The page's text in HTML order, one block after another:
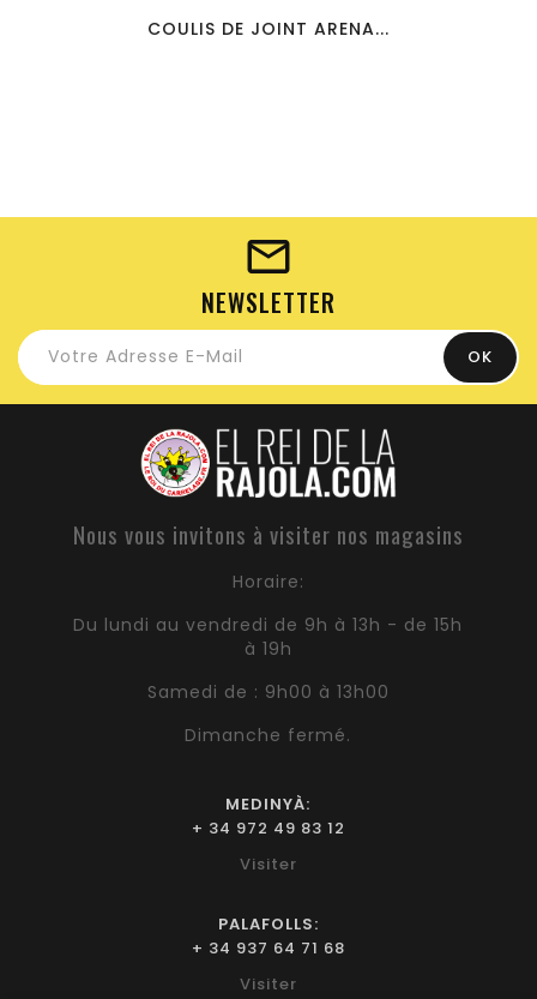
COULIS DE JOINT ARENA...
NEWSLETTER
Nous vous invitons à visiter nos magasins
Horaire:
Du lundi au vendredi de 9h à 13h - de 15h
à 19h
Samedi de : 9h00 à 13h00
Dimanche fermé.
MEDINYÀ:
+ 34 972 49 83 12
Visiter
PALAFOLLS:
+ 34 937 64 71 68
Visiter